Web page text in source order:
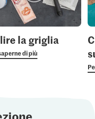
la griglia
di più